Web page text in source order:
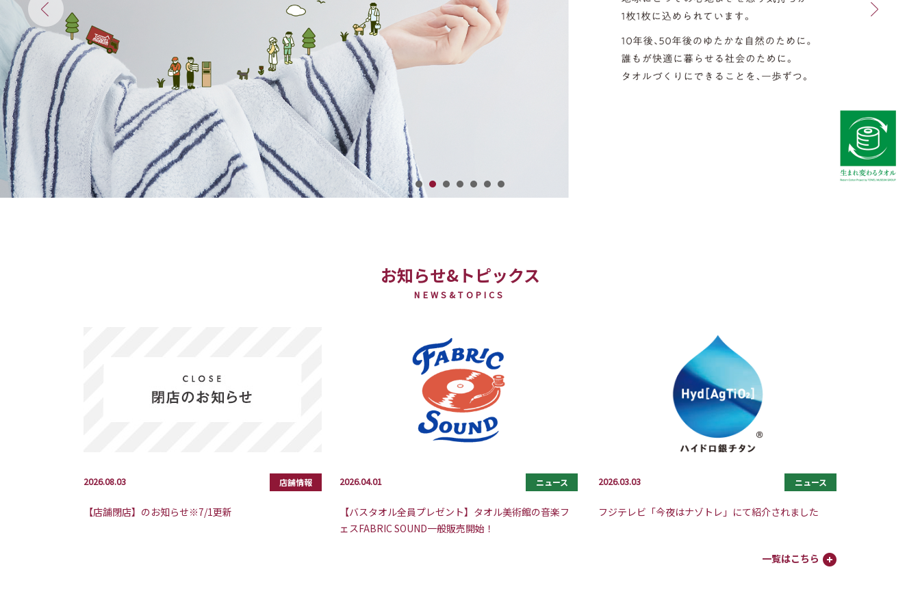
お知らせ&トピックス
NEWS&TOPICS
2026.08.03 店舗情報
【店舗閉店】のお知らせ※7/1更新
2026.04.01 ニュース
【バスタオル全員プレゼント】タオル美術館の音楽フ
ェスFABRIC SOUND一般販売開始！
2026.03.03 ニュース
フジテレビ「今夜はナゾトレ」にて紹介されました
一覧はこちら